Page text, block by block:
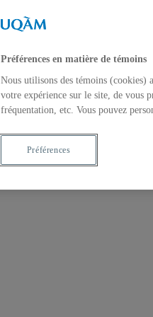
Préférences en matière de témoins
Nous utilisons des témoins (cookies)
votre expérience sur le site, de vous
fréquentation, etc. Vous pouvez
Préférences